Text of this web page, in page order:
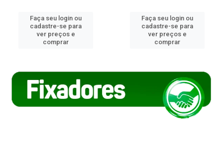
Faça seu login ou
cadastre-se para
ver preços e
comprar
Faça seu login ou
cadastre-se para
ver preços e
comprar